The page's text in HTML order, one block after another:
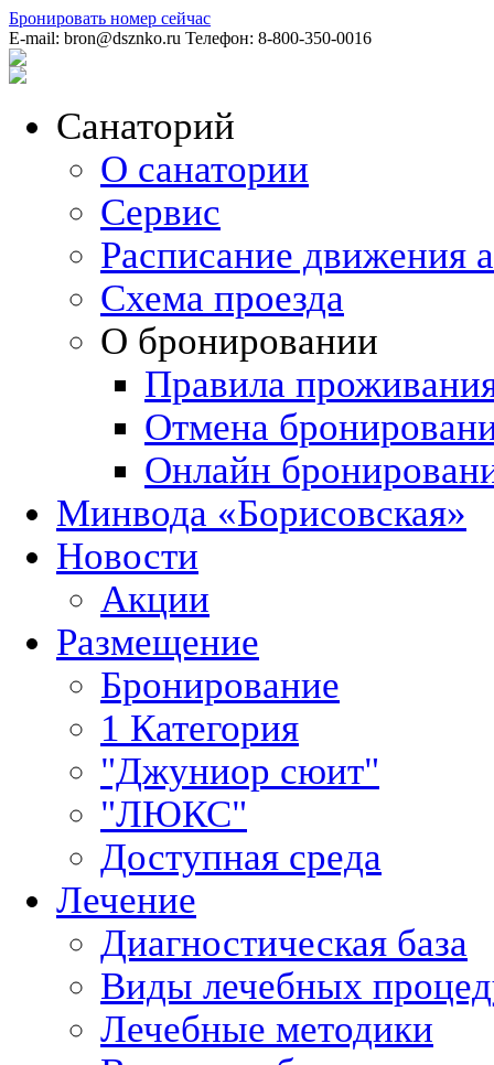
Бронировать номер сейчас
E-mail: bron@dsznko.ru Телефон: 8-800-350-0016
Санаторий
О санатории
Сервис
Расписание движения
Схема проезда
О бронировании
Правила
Отмена
Онлайн
Минвода «Борисовская»
Новости
Акции
Размещение
Бронирование
1 Категория
"Джуниор сюит"
"ЛЮКС"
Доступная среда
Лечение
Диагностическая база
Виды лечебных
Лечебные методики